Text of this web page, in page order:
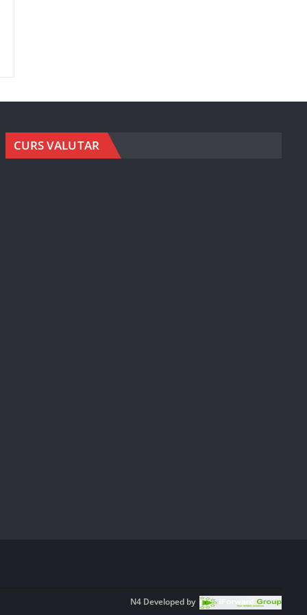
CURS VALUTAR
N4 Developed by